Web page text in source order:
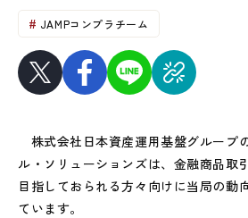
JAMPコンプラチーム
株式会社日本資産運用基盤グループ
ル・ソリューションズは、金融商品取
目指しておられる方々向けに当局の動
ています。